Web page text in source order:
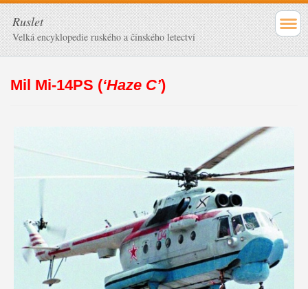
Ruslet
Velká encyklopedie ruského a čínského letectví
Mil Mi-14PS (‘Haze C’)